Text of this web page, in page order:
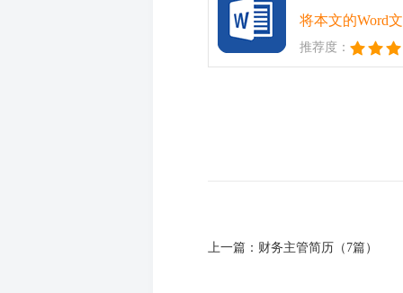
将本文的Word
推荐度：
上一篇： 财务主管简历（7篇）